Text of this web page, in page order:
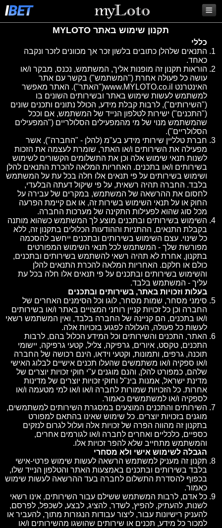
תקנון שימוש באתר MYLOTO
כללי
התנאים שלהלן כתובים בלשון זכר אך מכוונים לזכר ונקבה
כאחד.
הוראות תקנון זה מופנות אליך, המשתמש, נכנס, מבקר ו/או
עושה כל פעולה אחרת ("המשתמש") בקשר עם אתר
האינטרנט www.MYLOTO.co.il("האתר"). האתר מאפשר
למשתמש לעשות שימוש באתר ובשירותים השונים בו
("השירותים"), לרבות קבלת מידע, הכולל נתונים ותכנים שונים
("התכנים") ישירות לטלפון הנייד של המשתמש, אם וככל
שהמשתמש מנוי של מי מהמפעילים הסלולריים ("המפעילים
הסלולריים").
חברת טלליין שירותי מידע בע"מ (להלן - "החברה"), אשר
מפעילה את השירותים ו/או האתר, שומרת לעצמה את הזכות
לשנות תנאי שימוש אלה וכן את התשלומים הקשורים לשימוש
בשירותים ו/או בתכנים. האחריות המלאה להכרת התנאים להלן
ושימוש בשירותים על פי תנאים אלו חלה בכל עת על המשתמש
בלבד. החברה תהיה רשאית, על פי שיקול דעתה הבלעדי,
לחסום את ההרשאה של המשתמש, במקרים של עבירה על
החוק או על תנאי השימוש בשירות זה, או אם קיימת הפרעה
מכל סוג שהוא לפעילות התקינה של מערכות החברה.
השימוש בשירותים ובתכנים מוצע לך המשתמש כשהוא מותנה
בקבלת התנאים, ההתניות וההודעות הכלולים בתקנון זה, ללא
כל שינוי. עצם השימוש בשירותים ובתכנים ייחשב להסכמה
מפורשת שלך - המשתמש לכל תנאי השימוש המפורטים
בתקנון, אחרת לא תהיה רשאי להשתמש בשירותים ובתכנים,
כולם או חלקם. האחריות המלאה להכרת התנאים להלן
והשימוש בשירותים ובתכנים על פי תנאים אלו חלה בכל עת
עליך - המשתמש בלבד.
בעלות וזכויות באתר, בשירותים ובתכנים
סימני מסחר, שמות מסחר, לוגו וכל הסימנים האחרים של
החברה וכן כל זכויות קניין רוחני המצויים באתר ו/או בשירותים
ו/או בתכנים, הם קניינה של החברה בלבד, ואין המשתמש רשאי
לעשות כל פעולה, העלולה לפגוע בזכויות אלה.
האתר, התכנים והשירותים וכל המידע הכלול בהם, לרבות
התכנים, טקסט, איורים, גרפיקה, צליל, קטעי גרפיקה, יישומי
תוכנה, גרפים, ותמונות, וקטעי וידאו, הינם רכושה של החברה
ו/או ספקיה ו/או משתמשים שהעלו תכנים אישיים לבלוג האישי
שלהם, כמפורט להלן, והנם מוגנים ע"י חוקי זכויות יוצרים של
מדינת ישראל, אמנות בינ"ל וחוקי זכויות יוצרים של מדינות
אחרות. כל הזכויות שמורות לחברה ו/או ו/או למי מטעמה ו/או
לספקיה ו/או למשתמשים כאמור.
השירותים והתכנים המוצעים במסגרת השירותים למשתמשים,
מוגנים בזכויות יוצרים. כל שימוש שאינו בהתאם למפורט
בתקנון זה מהווה הפרה של זכויות אלה ועלול לגרום לנזקים
כספיים, כלכליים ואחרים לחברה ו/או לגורמים אחרים,
והמשתמש מתחייב שלא להפר זכויות אלו.
הגבלה לשימוש אישי ולא מסחרי
תקנון זה מעניק למשתמש הרשאה לעשות שימוש פרטי-אישי
בלבד בשירותים ובתכנים באמצעות האתר והטלפון הנייד שלו,
בכפוף להסדרת התשלום לחברה בעד ההרשאה לעשות שימוש
כאמור.
כל אדם, לרבות המשתמש ששילם עבור השירותים, אינו רשאי
לשנות, להעתיק, להפיץ, לשדר, להציג, לבצע, לשכפל, לפרסם,
להעניק רישיונות עבור, ליצור עבודות הנגזרות מתוך, להעביר או
למכור כל מידע, תכנים או שירותים שהושגו מהשירותים ו/או